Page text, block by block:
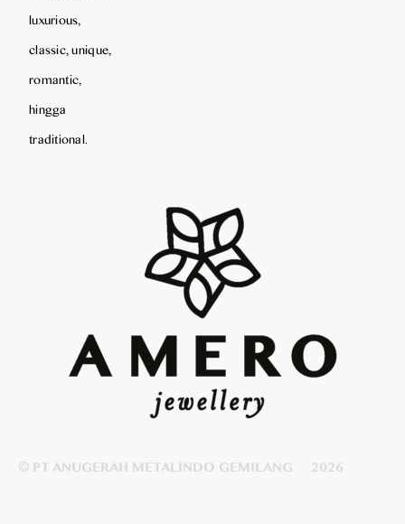
luxurious,
classic, unique,
romantic,
hingga
traditional.
© PT ANUGERAH METALINDO GEMILANG 2026